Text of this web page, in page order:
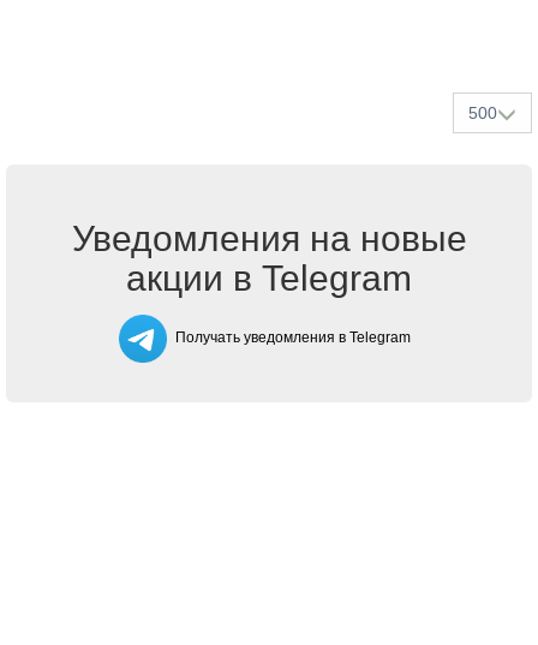
500
Уведомления на новые
акции в Telegram
Получать уведомления в Telegram